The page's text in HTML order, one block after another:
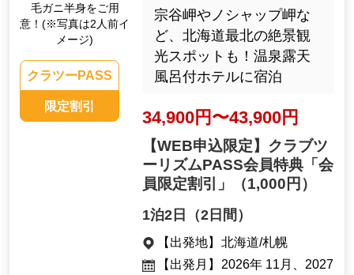
毛ガニ半身をご用
意！(※写真は2人前イ
メージ)
クラツーPASS
限定割引
宗谷岬やノシャップ岬な
ど、北海道最北の絶景観
光スポットも！温泉露天
風呂付ホテルに宿泊
34,900円〜43,900円
【WEB申込限定】クラブツ
ーリズムPASS会員特典「会
員限定割引」
（1,000円）
1泊2日（2日間）
【出発地】 北海道/札幌
【出発月】 2026年 11月、2027